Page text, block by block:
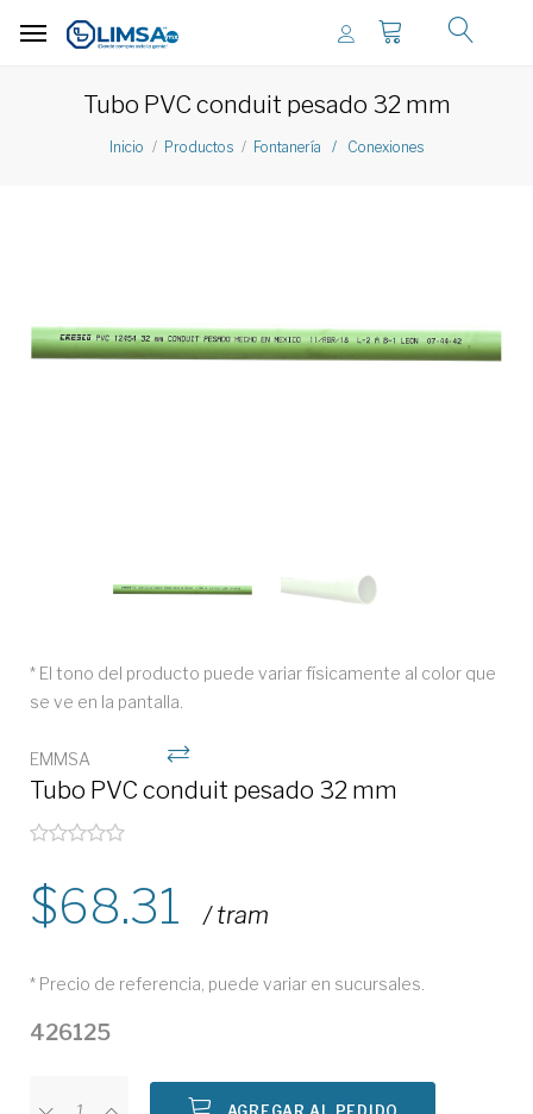
Tubo PVC conduit pesado 32 mm
Inicio Productos Fontanería / Conexiones
* El tono del producto puede variar físicamente al color que
se ve en la pantalla.
EMMSA
Tubo PVC conduit pesado 32 mm
68.31 / tram
* Precio de referencia, puede variar en sucursales.
426125